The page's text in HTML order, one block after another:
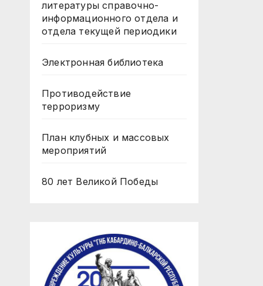
литературы справочно-
информационного отдела и
отдела текущей периодики
Электронная библиотека
Противодействие
терроризму
План клубных и массовых
мероприятий
80 лет Великой Победы